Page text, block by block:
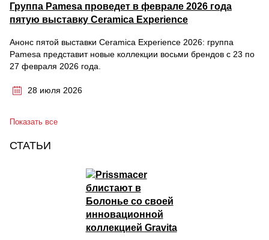
Группа Pamesa проведет в феврале 2026 года
пятую выставку Ceramica Experience
Анонс пятой выставки Ceramica Experience 2026: группа
Pamesa представит новые коллекции восьми брендов с 23 по
27 февраля 2026 года.
28 июля 2026
Показать все
СТАТЬИ